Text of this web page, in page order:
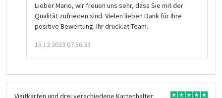
Lieber Mario, wir freuen uns sehr, dass Sie mit der
Qualität zufrieden sind. Vielen lieben Dank für Ihre
positive Bewertung. Ihr druck.at-Team.
15.12.2023 07:56:33
Visitkarten und drei verschiedene Kartenhalter: